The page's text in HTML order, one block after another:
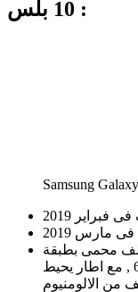
10 بلس :
Samsung
محمى بطبقة
حمايه من نوع كورنينج جوريلا جلاس 6 , مع اطار يحيط